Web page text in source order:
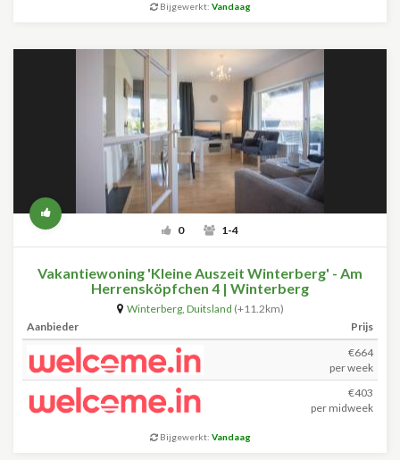
Bijgewerkt: Vandaag
0 1-4
Vakantiewoning 'Kleine Auszeit Winterberg' - Am
Herrensköpfchen 4 | Winterberg
Winterberg, Duitsland (+11.2km)
Aanbieder
Prijs
€664
per week
€403
per midweek
Bijgewerkt: Vandaag